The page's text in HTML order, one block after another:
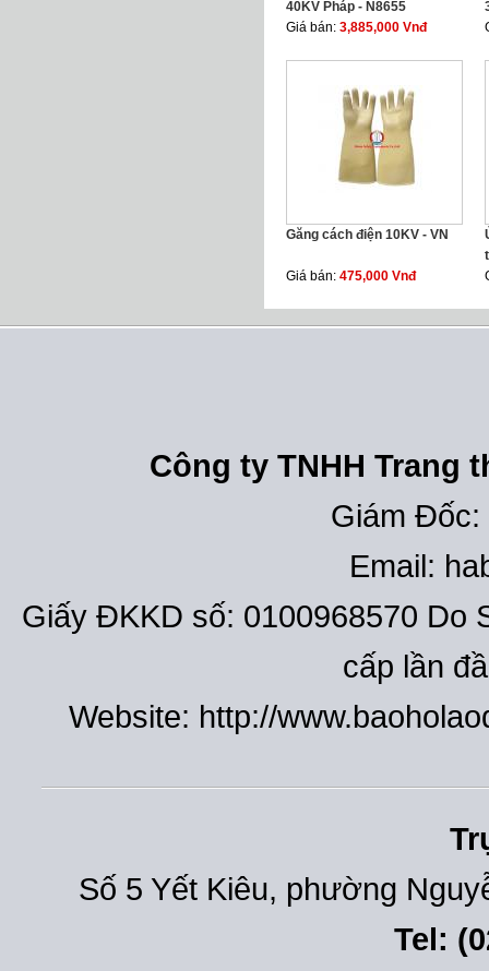
40KV Pháp - N8655
Giá bán: 3,885,000 Vnđ
Găng cách điện 10KV - VN
Giá bán: 475,000 Vnđ
Công ty TNHH Trang
Giám Đốc:
Email:
Giấy ĐKKD số: 0100968570 Do
cấp lần
Website: http://
Số 5 Yết Kiêu, phường
Tel: